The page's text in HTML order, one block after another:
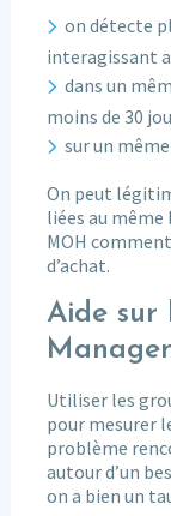
on détecte
interagissant
dans un
moins de 30
sur un
On peut
liées au même
MOH
d’achat.
Aide sur
Utiliser les
pour mesurer
problème
autour d’un
on a bien un